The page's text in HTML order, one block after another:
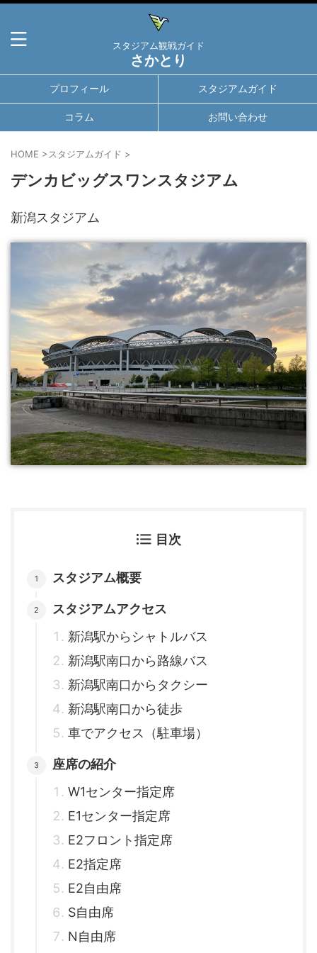
スタジアム観戦ガイド
さかとり
プロフィール スタジアムガイド
コラム お問い合わせ
HOME >スタジアムガイド >
デンカビッグスワンスタジアム
新潟スタジアム
目次
スタジアム概要
スタジアムアクセス
新潟駅からシャトルバス
新潟駅南口から路線バス
新潟駅南口からタクシー
新潟駅南口から徒歩
車でアクセス（駐車場）
座席の紹介
W1センター指定席
E1センター指定席
E2フロント指定席
E2指定席
E2自由席
S自由席
N自由席